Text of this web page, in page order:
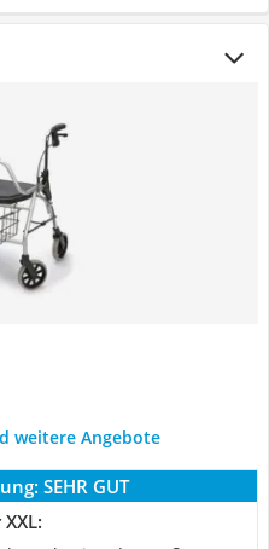
weitere Angebote
SEHR GUT